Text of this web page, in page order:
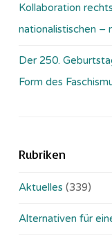
Kollaboration
nationalistischen –
Der 250.
Form des
Rubriken
Aktuelles (339)
Alternativen für